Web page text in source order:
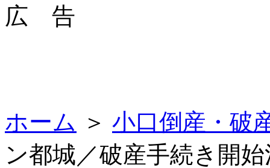
広 告
ホーム ＞ 小口倒産・破
ン都城／破産手続き開